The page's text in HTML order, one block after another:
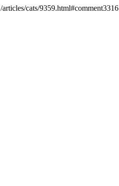
/articles/cats/9359.html#comment3316